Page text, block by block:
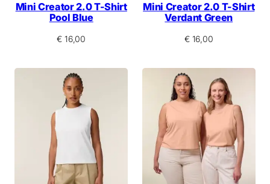
Mini Creator 2.0 T-Shirt
Pool Blue
€ 16,00
Mini Creator 2.0 T-Shirt
Verdant Green
€16,00